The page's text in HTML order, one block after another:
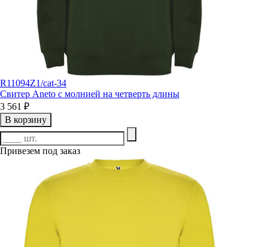
R11094Z1/cat-34
Свитер Aneto с молнией на четверть длины
3 561 ₽
В корзину
Привезем под заказ